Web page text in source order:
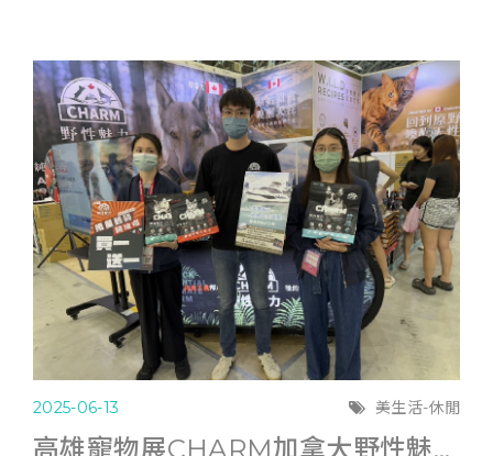
2025-06-13 美生活-休閒
高雄寵物展CHARM加拿大野性魅力滿6千送遊艇體驗